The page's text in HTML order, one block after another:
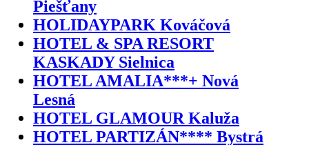
Piešťany
HOLIDAYPARK Kováčová
HOTEL & SPA RESORT
KASKADY Sielnica
HOTEL AMALIA***+ Nová
Lesná
HOTEL GLAMOUR Kaluža
HOTEL PARTIZÁN**** Bystrá